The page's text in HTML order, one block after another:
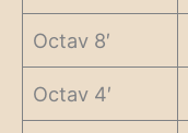
Octav 8′
Octav 4′